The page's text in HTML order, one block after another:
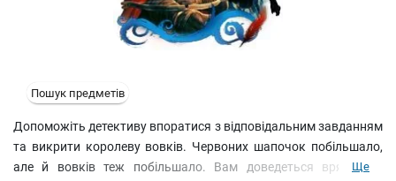
Пошук предметів
Допоможіть детективу впоратися з відповідальним завданням
та викрити королеву вовків. Червоних шапочок побільшало,
але й вовків теж побільшало. Вам доведеться врятувати
Ще